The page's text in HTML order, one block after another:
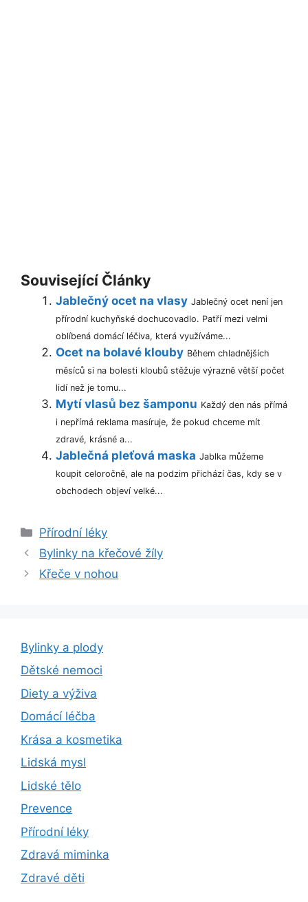
Související Články
Jablečný ocet na vlasy Jablečný ocet není jen
přírodní kuchyňské dochucovadlo. Patří mezi velmi
oblíbená domácí léčiva, která využíváme...
Ocet na bolavé klouby Během chladnějších
měsíců si na bolesti kloubů stěžuje výrazně větší počet
lidí než je tomu...
Mytí vlasů bez šamponu Každý den nás přímá
i nepřímá reklama masíruje, že pokud chceme mít
zdravé, krásné a...
Jablečná pleťová maska Jablka můžeme
koupit celoročně, ale na podzim přichází čas, kdy se v
obchodech objeví velké...
Rubriky
Přírodní léky
Bylinky na křečové žíly
Křeče v nohou
Bylinky a plody
Dětské nemoci
Diety a výživa
Domácí léčba
Krása a kosmetika
Lidská mysl
Lidské tělo
Prevence
Přírodní léky
Zdravá miminka
Zdravé děti